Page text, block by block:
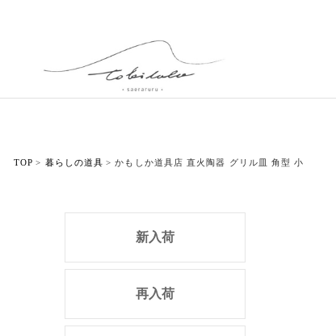
TOP 暮らしの道具 かもしか道具店 直火陶器 グリル皿 角型 小
新入荷
再入荷